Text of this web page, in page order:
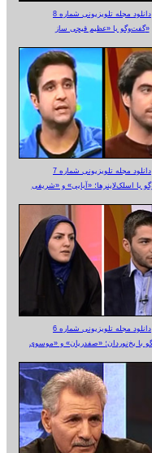
دانلود مجله تلویزیونی شماره 8
گفت‌وگو با «عظیم قیچی ساز»
دانلود مجله تلویزیونی شماره 7
دانلود مجله تلویزیونی شماره 6